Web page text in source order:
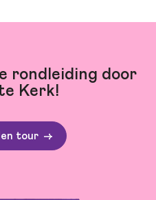
rondleiding door
Kerk!
tour